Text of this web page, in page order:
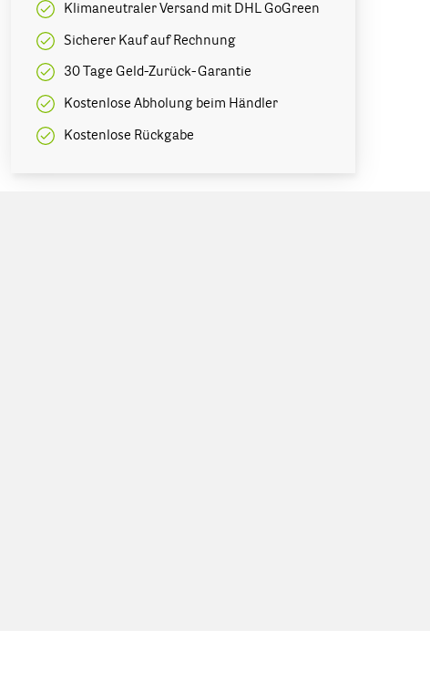
Klimaneutraler Versand mit DHL GoGreen
Sicherer Kauf auf Rechnung
30 Tage Geld-Zurück-Garantie
Kostenlose Abholung beim Händler
Kostenlose Rückgabe